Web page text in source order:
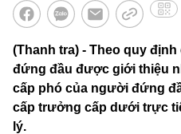
(Thanh tra) - Theo quy
đứng đầu được giới thiệu
cấp phó của người đứng
cấp trưởng cấp dưới trực
lý.